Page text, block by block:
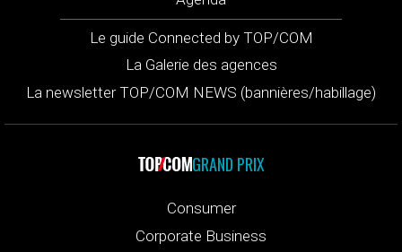
Le guide Connected by TOP/COM
La Galerie des agences
La newsletter TOP/COM NEWS (bannières/habillage)
GRAND PRIX
Consumer
Corporate Business